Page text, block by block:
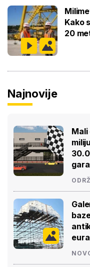
Kako
20
Najnovije
eura